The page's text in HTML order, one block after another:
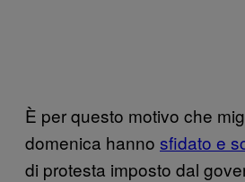
È per questo motivo che
domenica hanno sfidato e
di protesta imposto dal